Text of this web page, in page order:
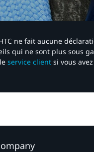
ne fait aucune
qui ne sont plus sous
service client si vous